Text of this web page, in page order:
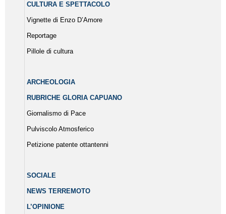
CULTURA E SPETTACOLO
Vignette di Enzo D’Amore
Reportage
Pillole di cultura
ARCHEOLOGIA
RUBRICHE GLORIA CAPUANO
Giornalismo di Pace
Pulviscolo Atmosferico
Petizione patente ottantenni
SOCIALE
NEWS TERREMOTO
L’OPINIONE